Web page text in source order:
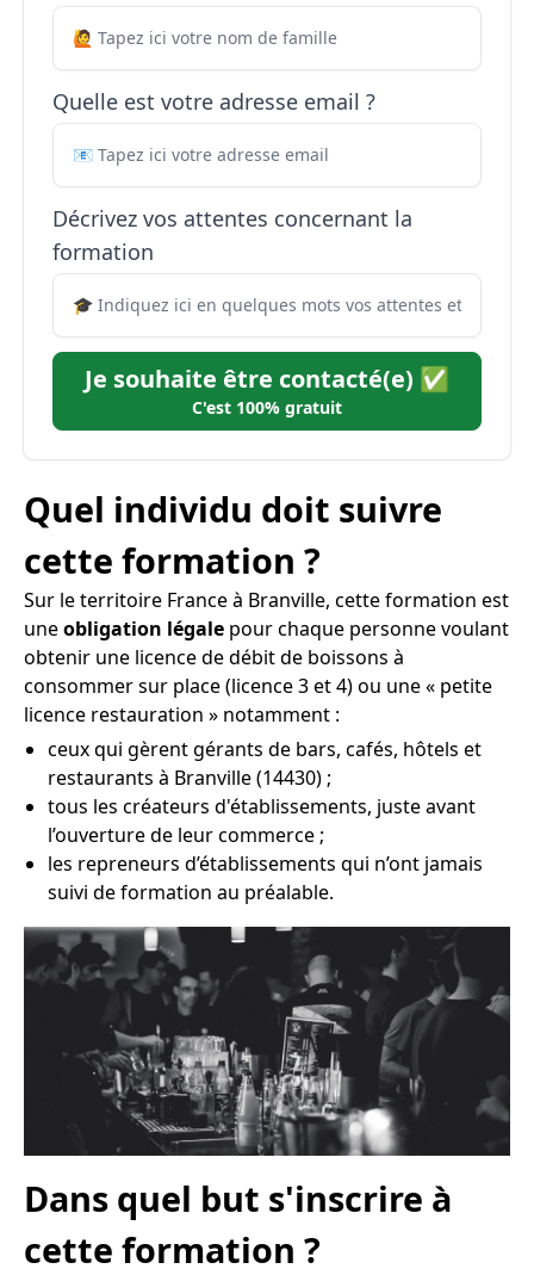
Quelle est votre adresse email ?
Décrivez vos attentes concernant la
formation
Je souhaite être contacté(e) ✅
C'est 100% gratuit
Quel individu doit suivre
cette formation ?
Sur le territoire France à Branville, cette formation est
uneobligation légale pour chaque personne voulant
obtenir une licence de débit de boissons à
consommer sur place (licence 3 et 4) ou une « petite
licence restauration » notamment :
ceux qui gèrent gérants de bars, cafés, hôtels et
restaurants à Branville (14430) ;
tous les créateurs d'établissements, juste avant
l’ouverture de leur commerce ;
les repreneurs d’établissements qui n’ont jamais
suivi de formation au préalable.
Dans quel but s'inscrire à
cette formation ?